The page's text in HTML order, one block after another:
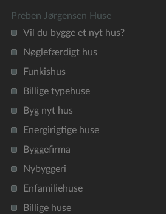
Preben Jørgensen Huse
Vil du bygge et nyt hus?
Nøglefærdigt hus
Funkishus
Billige typehuse
Byg nyt hus
Energirigtige huse
Byggefirma
Nybyggeri
Enfamiliehuse
Billige huse